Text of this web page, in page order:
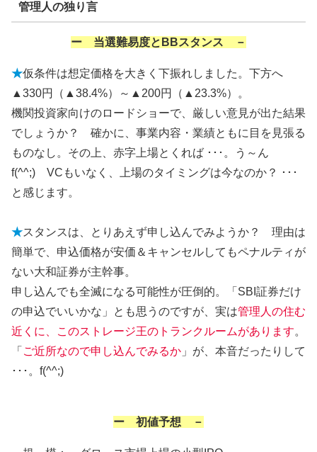
管理人の独り言
ー 当選難易度とBBスタンス －
★仮条件は想定価格を大きく下振れしました。下方へ
▲330円（▲38.4%）～▲200円（▲23.3%）。
機関投資家向けのロードショーで、厳しい意見が出た結果
でしょうか？ 確かに、事業内容・業績ともに目を見張る
ものなし。その上、赤字上場とくれば ･･･。う～ん
f(^^;) VCもいなく、上場のタイミングは今なのか？ ･･･
と感じます。
★スタンスは、とりあえず申し込んでみようか？ 理由は
簡単で、申込価格が安価＆キャンセルしてもペナルティが
ない大和証券が主幹事。
申し込んでも全滅になる可能性が圧倒的。「SBI証券だけ
の申込でいいかな」とも思うのですが、実は管理人の住む
近くに、このストレージ王のトランクルームがあります。
「 ご近所なので申し込んでみるか 」が、本音だったりして
･･･。f(^^;)
ー 初値予想 －